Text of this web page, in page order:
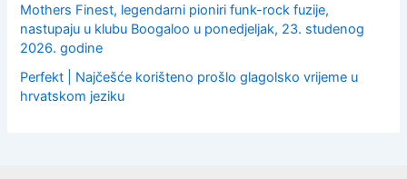
Mothers Finest, legendarni pioniri funk-rock fuzije,
nastupaju u klubu Boogaloo u ponedjeljak, 23. studenog
2026. godine
Perfekt | Najčešće korišteno prošlo glagolsko vrijeme u
hrvatskom jeziku